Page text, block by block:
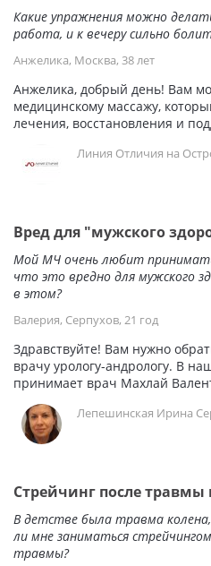
Какие упражнения можно
работа, и к вечеру сильно
Анжелика, Москва, 38 лет
Анжелика, добрый день! Вам
медицинскому массажу,
лечения, восстановления и
Линия Отличия на
Вред для "мужского
Мой МЧ очень любит
что это вредно для мужского
в этом?
Валерия, Серпухов, 21 год
Здравствуйте! Вам нужно
врачу урологу-андрологу. В
принимает врач Махлай
Лепешинская Ирина
Стрейчинг после травмы
В детстве была травма
ли мне заниматься
травмы?